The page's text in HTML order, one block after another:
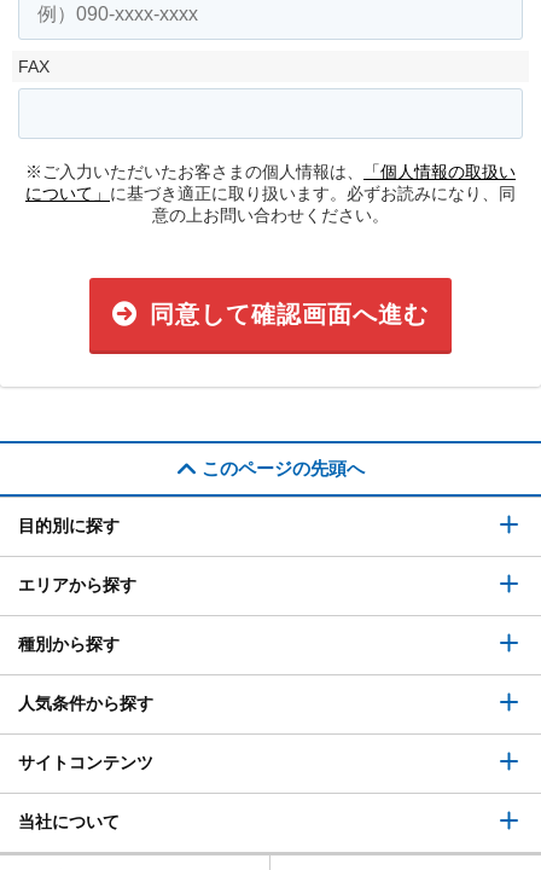
FAX
※ご入力いただいたお客さまの個人情報は、
「個人情報の取扱い
について」 に基づき適正に取り扱います。必ずお読みになり、同
意の上お問い合わせください。
同意して確認画面へ進む
このページの先頭へ
目的別に探す
エリアから探す
種別から探す
人気条件から探す
サイトコンテンツ
当社について